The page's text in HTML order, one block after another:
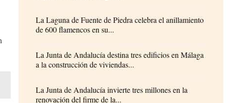
La Laguna de Fuente de Piedra celebra el anillamiento
de 600 flamencos en su...
La Junta de Andalucía destina tres edificios en Málaga
a la construcción de viviendas...
La Junta de Andalucía invierte tres millones en la
renovación del firme de la...